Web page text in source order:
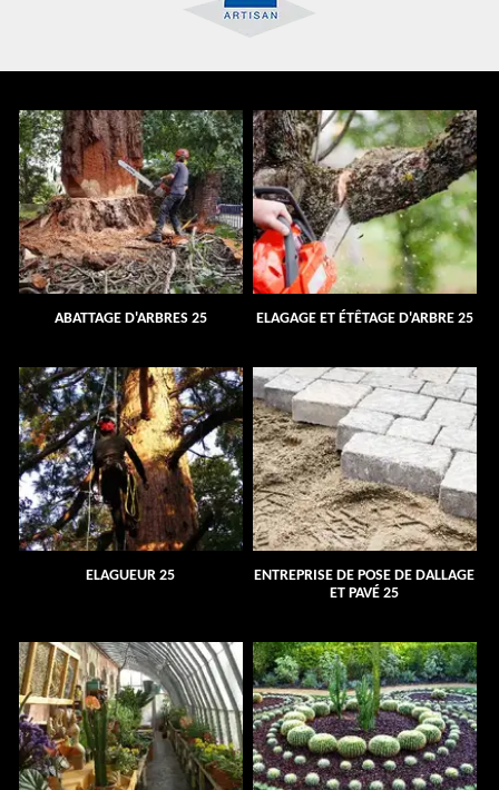
ABATTAGE D'ARBRES 25 ELAGAGE ET ÉTÊTAGE D'ARBRE 25
ELAGUEUR 25
ENTREPRISE DE POSE DE DALLAGE
ET PAVÉ 25